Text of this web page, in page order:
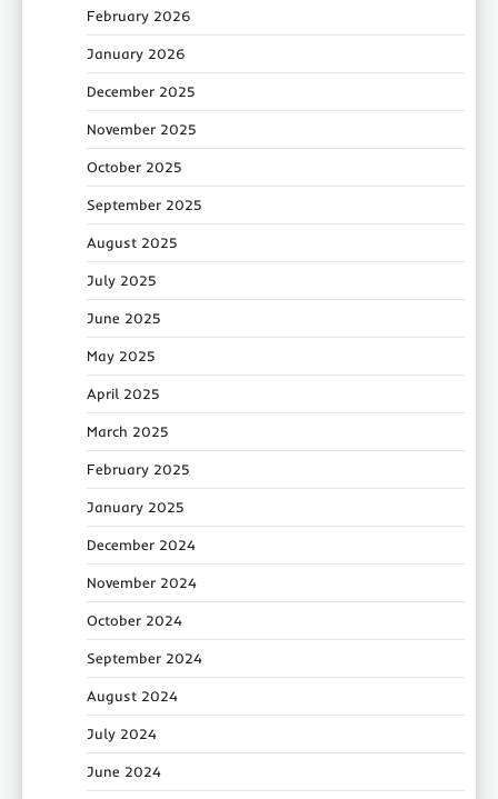
February 2026
January 2026
December 2025
November 2025
October 2025
September 2025
August 2025
July 2025
June 2025
May 2025
April 2025
March 2025
February 2025
January 2025
December 2024
November 2024
October 2024
September 2024
August 2024
July 2024
June 2024